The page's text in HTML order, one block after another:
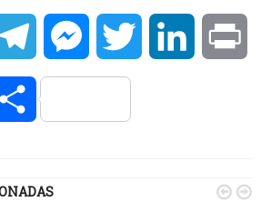
TelegramMessengerTwitter LinkedIn
Compartilhar
 